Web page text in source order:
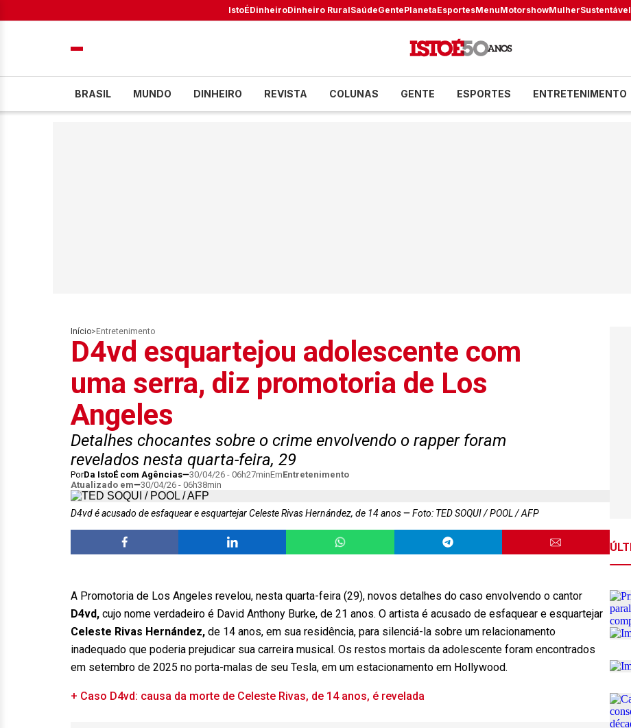
IstoÉDinheiroDinheiro RuralSaúdeGentePlanetaEsportesMenuMotorshowMulherSustentável
BRASIL MUNDO DINHEIRO REVISTA COLUNAS GENTE ESPORTES ENTRETENIMENTO
Início> Entretenimento
D4vd esquartejou adolescente com
uma serra, diz promotoria de Los
Angeles
Detalhes chocantes sobre o crime envolvendo o rapper foram
revelados nesta quarta-feira, 29
PorDa IstoÉ com Agências 30/04/26 - 06h27minEmEntretenimento
Atualizado em
30/04/26 - 06h38min
D4vd é acusado de esfaquear e esquartejar Celeste Rivas Hernández, de 14 anos Foto: TED SOQUI / POOL / AFP
A Promotoria de Los Angeles revelou, nesta quarta-feira (29), novos detalhes do caso envolvendo o cantor
D4vd, cujo nome verdadeiro é David Anthony Burke, de 21 anos. O artista é acusado de esfaquear e esquartejar
Celeste Rivas Hernández, de 14 anos, em sua residência, para silenciá-la sobre um relacionamento
inadequado que poderia prejudicar sua carreira musical. Os restos mortais da adolescente foram encontrados
em setembro de 2025 no porta-malas de seu Tesla, em um estacionamento em Hollywood.
+ Caso D4vd: causa da morte de Celeste Rivas, de 14 anos, é revelada